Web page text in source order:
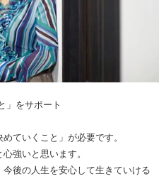
」をサポート
ていくこと」が必要です。
強いと思います。
後の人生を安心して生きていける